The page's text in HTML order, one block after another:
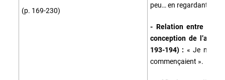
(p. 169-230)
peu… en regardant la
- Relation entre
conception de
193-194) : « Je
commençaient ».